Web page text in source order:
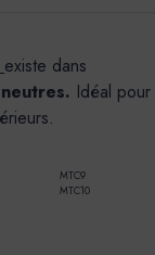
existe dans
Idéal pour
MTC9
MTC10